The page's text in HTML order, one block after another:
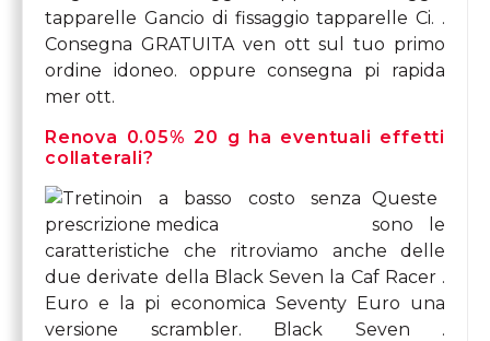
tapparelle Gancio di fissaggio tapparelle Ci. .
Consegna GRATUITA ven ott sul tuo primo
ordine idoneo. oppure consegna pi rapida
mer ott.
Renova 0.05% 20 g ha eventuali effetti
collaterali?
Queste
sono le
caratteristiche che ritroviamo anche delle
due derivate della Black Seven la Caf Racer .
Euro e la pi economica Seventy Euro una
versione scrambler. Black Seven .